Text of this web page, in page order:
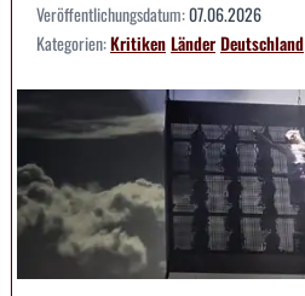
Veröffentlichungsdatum:07.06.2026
Kategorien:KritikenLänderDeutschland